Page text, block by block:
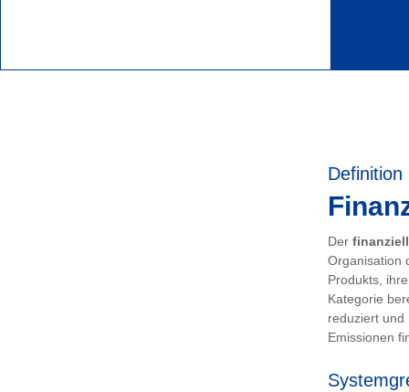
Definition
Der
Organisation
Produkts,
Kategorie
reduziert und
Emissionen